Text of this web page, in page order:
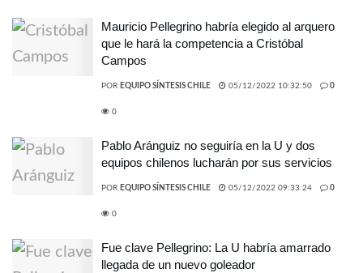
Mauricio Pellegrino habría elegido al arquero
que le hará la competencia a Cristóbal
Campos
POR EQUIPO SÍNTESIS CHILE 05/12/2022 10:32:50 0
0
Pablo Aránguiz no seguiría en la U y dos
equipos chilenos lucharán por sus servicios
POR EQUIPO SÍNTESIS CHILE 05/12/2022 09:33:24 0
0
Fue clave Pellegrino: La U habría amarrado
llegada de un nuevo goleador